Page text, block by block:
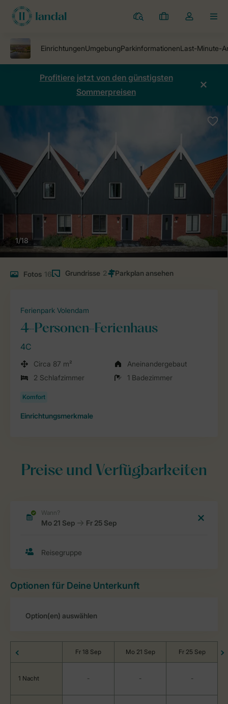
Ferienparks
Meine
Dropdown-
öffnen
Profitiere jetzt von den günstigsten
Sommerpreisen
1/18
Fotos 16 Grundrisse 2
Ferienpark Volendam
4-Personen-Ferienhaus
4C
Circa 87 m²
Aneinandergebaut
2 Schlafzimmer
1 Badezimmer
Einrichtungsmerkmale
Preise und Verfügbarkeiten
Optionen für Deine Unterkunft
Fr 18 Sep Mo 21 Sep Fr 25 Sep
1 Nacht - - -